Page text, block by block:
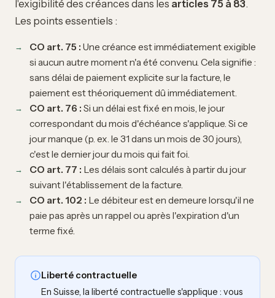
l'exigibilité des créances dans les articles 75 à 83.
Les points essentiels :
CO art. 75 : Une créance est immédiatement exigible
si aucun autre moment n'a été convenu. Cela signifie :
sans délai de paiement explicite sur la facture, le
paiement est théoriquement dû immédiatement.
CO art. 76 : Si un délai est fixé en mois, le jour
correspondant du mois d'échéance s'applique. Si ce
jour manque (p. ex. le 31 dans un mois de 30 jours),
c'est le dernier jour du mois qui fait foi.
CO art. 77 : Les délais sont calculés à partir du jour
suivant l'établissement de la facture.
CO art. 102 : Le débiteur est en demeure lorsqu'il ne
paie pas après un rappel ou après l'expiration d'un
terme fixé.
Liberté contractuelle
En Suisse, la liberté contractuelle s'applique : vous